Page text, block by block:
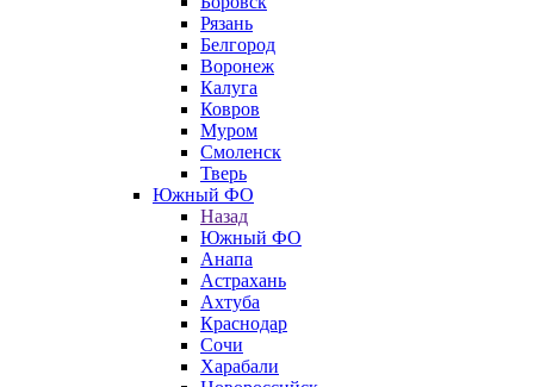
Рязань
Белгород
Воронеж
Калуга
Ковров
Муром
Смоленск
Тверь
Южный ФО
Назад
Южный ФО
Анапа
Астрахань
Ахтуба
Краснодар
Сочи
Харабали